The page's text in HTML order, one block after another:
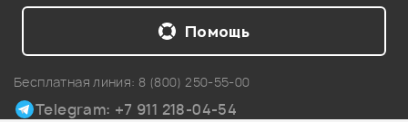
Бесплатная линия: 8 (800) 250-55-00
Telegram: +7 911 218-04-54
Помощь